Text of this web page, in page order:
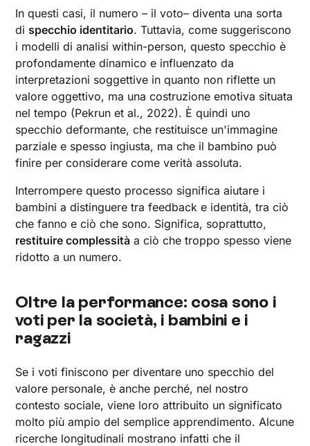
In questi casi, il numero – il voto– diventa una sorta
di specchio identitario. Tuttavia, come suggeriscono
i modelli di analisi within-person, questo specchio è
profondamente dinamico e influenzato da
interpretazioni soggettive in quanto non riflette un
valore oggettivo, ma una costruzione emotiva situata
nel tempo (Pekrun et al., 2022). È quindi uno
specchio deformante, che restituisce un'immagine
parziale e spesso ingiusta, ma che il bambino può
finire per considerare come verità assoluta.
Interrompere questo processo significa aiutare i
bambini a distinguere tra feedback e identità, tra ciò
che fanno e ciò che sono. Significa, soprattutto,
restituire complessità a ciò che troppo spesso viene
ridotto a un numero.
Oltre la performance: cosa sono i
voti per la società, i bambini e i
ragazzi
Se i voti finiscono per diventare uno specchio del
valore personale, è anche perché, nel nostro
contesto sociale, viene loro attribuito un significato
molto più ampio del semplice apprendimento. Alcune
ricerche longitudinali mostrano infatti che il